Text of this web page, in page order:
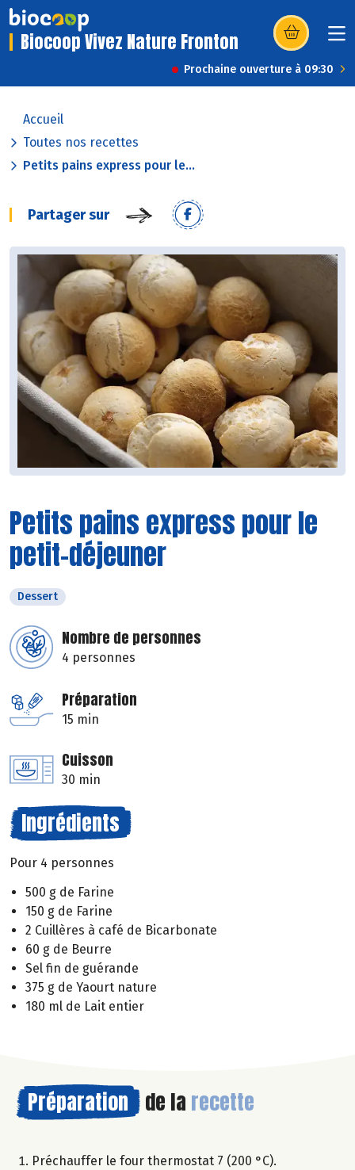
Biocoop Vivez Nature Fronton (s’ouvre dans
Prochaine ouverture à 09:30
Accueil
Toutes nos recettes
Petits pains express pour le...
Partager sur
Petits pains express pour le
petit-déjeuner
Dessert
Nombre de personnes
4 personnes
Préparation
15 min
Cuisson
30 min
Ingrédients
Pour 4 personnes
500 g de Farine
150 g de Farine
2 Cuillères à café de Bicarbonate
60 g de Beurre
Sel fin de guérande
375 g de Yaourt nature
180 ml de Lait entier
Préparation de la recette
Préchauffer le four thermostat 7 (200 °C).